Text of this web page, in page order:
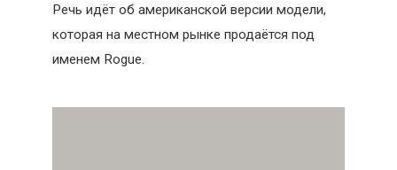
Речь идёт об американской версии модели,
которая на местном рынке продаётся под
именем Rogue.